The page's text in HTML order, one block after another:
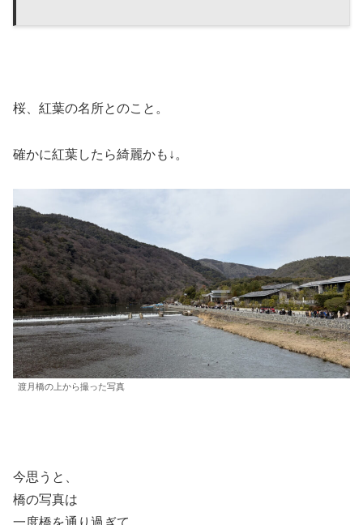
桜、紅葉の名所とのこと。
確かに紅葉したら綺麗かも↓。
渡月橋の上から撮った写真
今思うと、
橋の写真は
一度橋を通り過ぎて、